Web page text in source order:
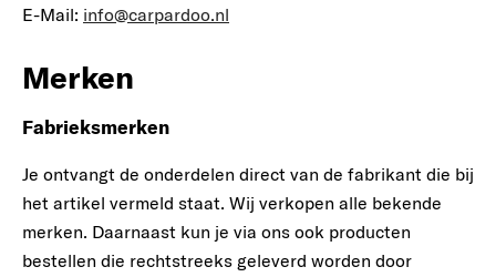
E-Mail: info@carpardoo.nl
Merken
Fabrieksmerken
Je ontvangt de onderdelen direct van de fabrikant die bij
het artikel vermeld staat. Wij verkopen alle bekende
merken. Daarnaast kun je via ons ook producten
bestellen die rechtstreeks geleverd worden door